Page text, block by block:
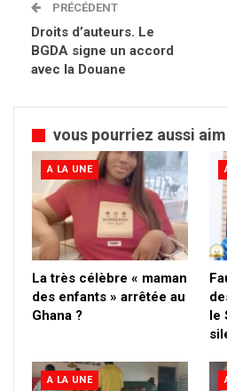
PRÉCÉDENT
Droits d’auteurs. Le
BGDA signe un accord
avec la Douane
vous pourriez aussi
A LA UNE
La très célèbre « maman
des enfants » arrêtée au
Ghana ?
le
A LA UNE